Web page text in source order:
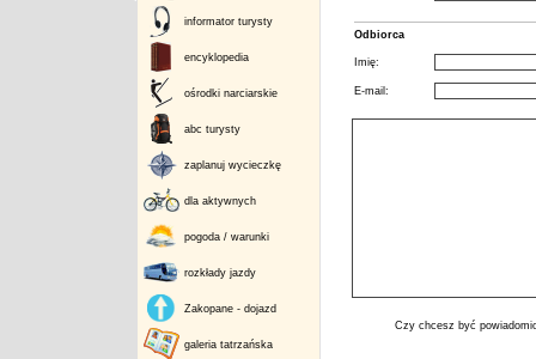
informator turysty
encyklopedia
ośrodki narciarskie
abc turysty
zaplanuj wycieczkę
dla aktywnych
pogoda / warunki
rozkłady jazdy
Zakopane - dojazd
galeria tatrzańska
Odbiorca
Imię:
E-mail:
Czy chcesz być